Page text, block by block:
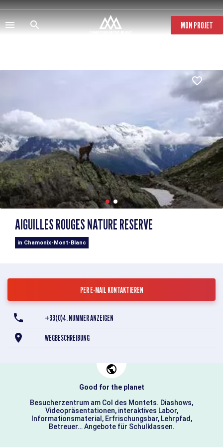
Direkt
zum
Inhalt
MON PROJET
AIGUILLES ROUGES NATURE RESERVE
in Chamonix-Mont-Blanc
PER E-MAIL KONTAKTIEREN
+33(0)4. NUMMER ANZEIGEN
WEGBESCHREIBUNG
Good for the planet
Besucherzentrum am Col des Montets. Diashows,
Videopräsentationen, interaktives Labor,
Informationsmaterial, Erfrischungsbar, Lehrpfad,
Betreuer… Angebote für Schulklassen.